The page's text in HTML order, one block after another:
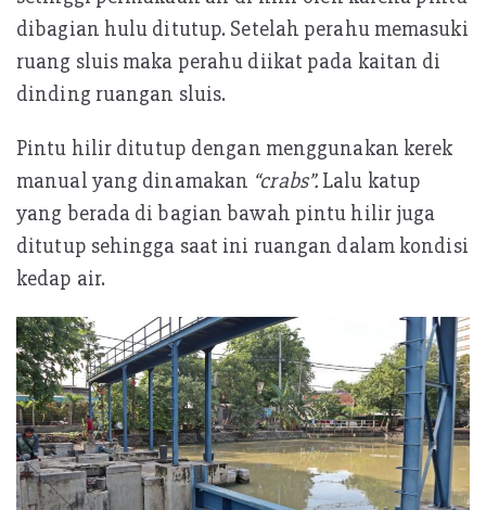
dibagian hulu ditutup. Setelah perahu memasuki
ruang sluis maka perahu diikat pada kaitan di
dinding ruangan sluis.
Pintu hilir ditutup dengan menggunakan kerek
manual yang dinamakan “crabs”. Lalu katup
yang berada di bagian bawah pintu hilir juga
ditutup sehingga saat ini ruangan dalam kondisi
kedap air.